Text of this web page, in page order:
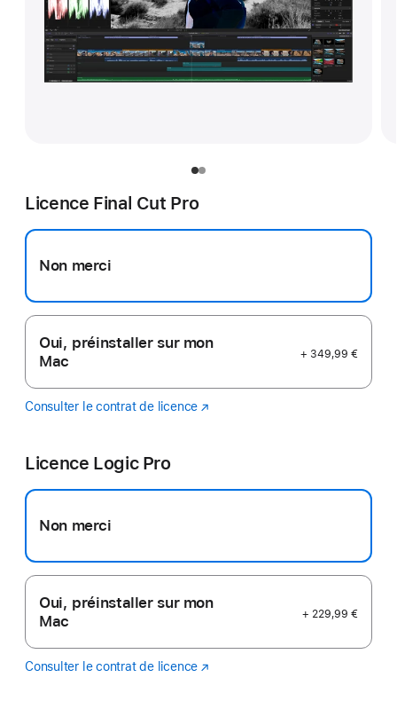
Licence Final Cut Pro
Non merci
Oui, préinstaller sur mon
Mac
+ 349,99 €
Consulter le contrat de licence Final
(s’ouvre
Licence Logic Pro
Non merci
Oui, préinstaller sur mon
Mac
+ 229,99 €
Consulter le contrat de licence Logic
(s’ouvre